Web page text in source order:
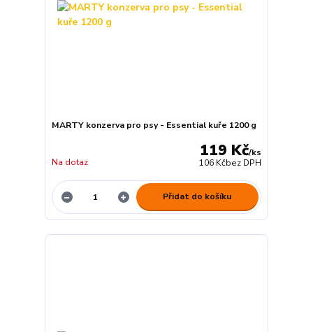
MARTY konzerva pro psy - Essential kuře 1200 g
119 Kč/ks
106 Kčbez DPH
Na dotaz
Přidat do košíku